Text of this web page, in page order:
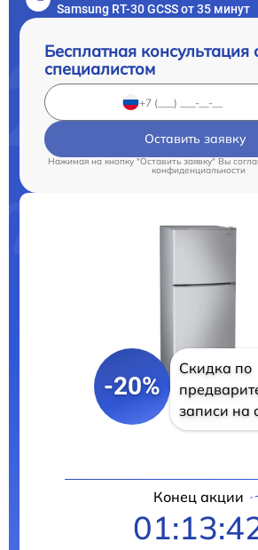
Samsung RT-30 GCSS от 35 минут
Бесплатная консультация
специалистом
Оставить заявку
Нажимая на кнопку "Оставить заявку" Вы
конфиденциальности
-20%
Скидка по
записи на
Конец акции